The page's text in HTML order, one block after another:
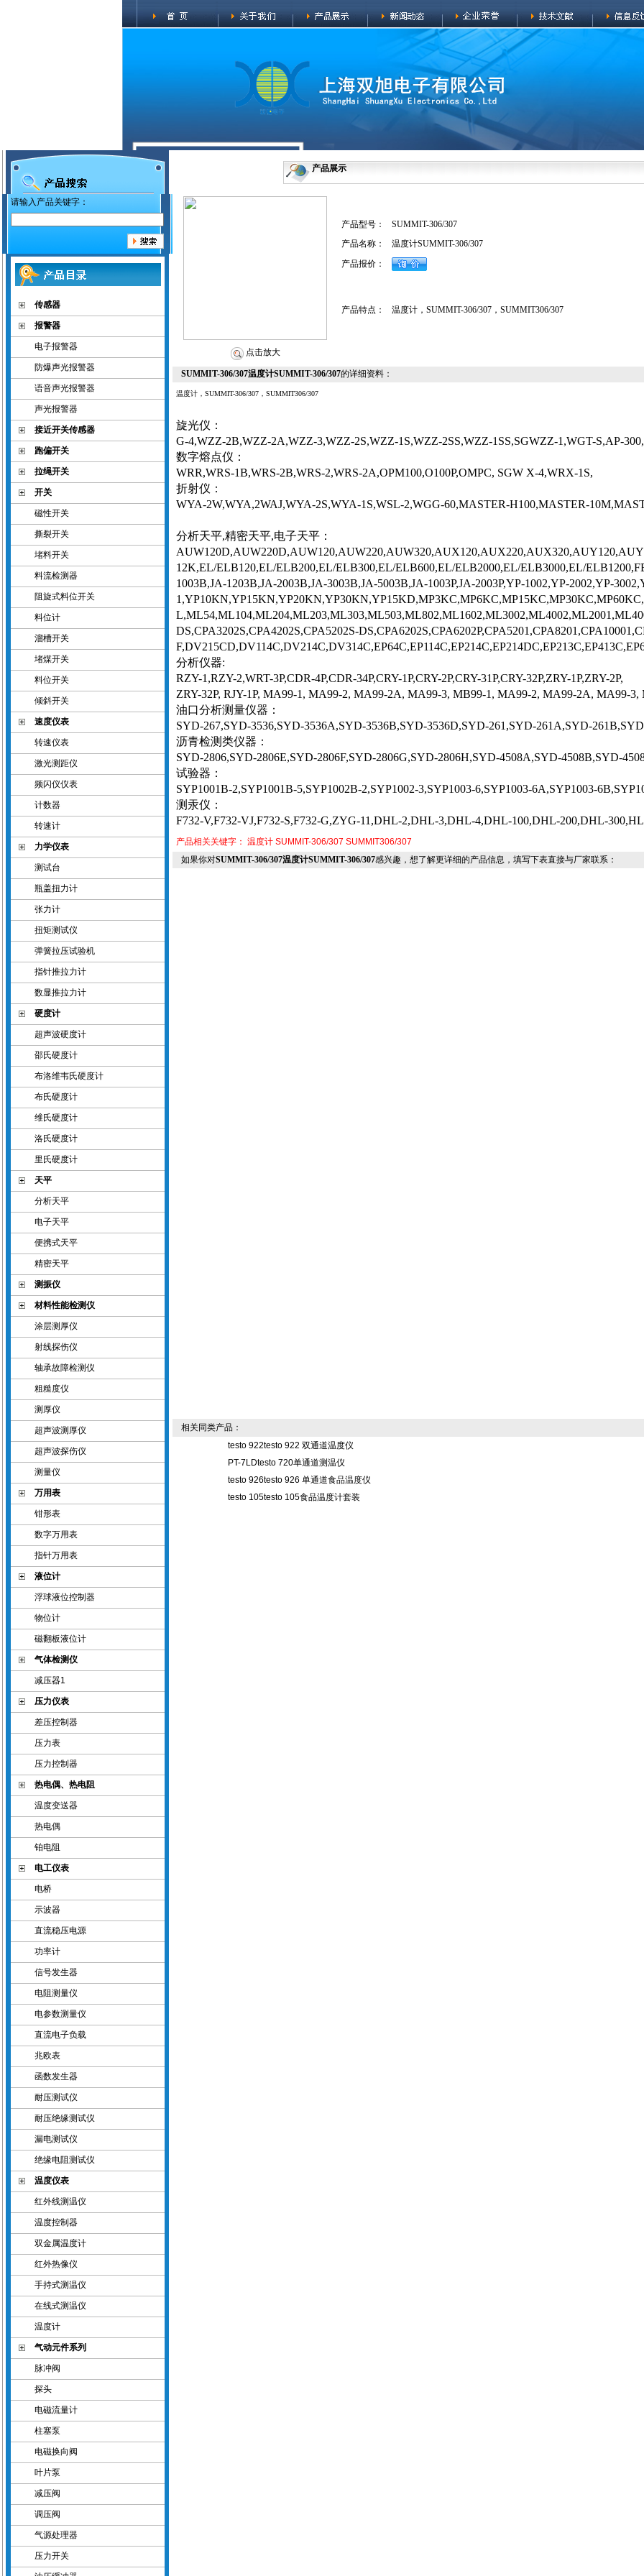
请输入产品关键字：
传感器
报警器
电子报警器
防爆声光报警器
语音声光报警器
声光报警器
接近开关传感器
跑偏开关
拉绳开关
开关
磁性开关
撕裂开关
堵料开关
料流检测器
阻旋式料位开关
料位计
溜槽开关
堵煤开关
料位开关
倾斜开关
速度仪表
转速仪表
激光测距仪
频闪仪仪表
计数器
转速计
力学仪表
测试台
瓶盖扭力计
张力计
扭矩测试仪
弹簧拉压试验机
指针推拉力计
数显推拉力计
硬度计
超声波硬度计
邵氏硬度计
布洛维韦氏硬度计
布氏硬度计
维氏硬度计
洛氏硬度计
里氏硬度计
天平
分析天平
电子天平
便携式天平
精密天平
测振仪
材料性能检测仪
涂层测厚仪
射线探伤仪
轴承故障检测仪
粗糙度仪
测厚仪
超声波测厚仪
超声波探伤仪
测量仪
万用表
钳形表
数字万用表
指针万用表
液位计
浮球液位控制器
物位计
磁翻板液位计
气体检测仪
减压器1
压力仪表
差压控制器
压力表
压力控制器
热电偶、热电阻
温度变送器
热电偶
铂电阻
电工仪表
电桥
示波器
直流稳压电源
功率计
信号发生器
电阻测量仪
电参数测量仪
直流电子负载
兆欧表
函数发生器
耐压测试仪
耐压绝缘测试仪
漏电测试仪
绝缘电阻测试仪
温度仪表
红外线测温仪
温度控制器
双金属温度计
红外热像仪
手持式测温仪
在线式测温仪
温度计
气动元件系列
脉冲阀
探头
电磁流量计
柱塞泵
电磁换向阀
叶片泵
减压阀
调压阀
气源处理器
压力开关
产品展示
点击放大
产品型号：
SUMMIT-306/307
产品名称：
温度计SUMMIT-306/307
产品报价：
产品特点： 温度计，SUMMIT-306/307，SUMMIT306/307
SUMMIT-306/307温度计SUMMIT-306/307的详细资料：
温度计，SUMMIT-306/307，SUMMIT306/307
旋光仪：
G-4,WZZ-2B,WZZ-2A,WZZ-3,WZZ-2S,WZZ-1S,WZZ-2SS,WZZ-1SS,SGWZZ-1,WGT-S,AP-
数字熔点仪：
WRR,WRS-1B,WRS-2B,WRS-2,WRS-2A,OPM100,O100P,OMPC, SGW X-4,WRX-1S,
折射仪：
WYA-2W,WYA,2WAJ,WYA-2S,WYA-1S,WSL-2,WGG-60,MASTER-H100,MASTER-
分析天平,精密天平,电子天平：
12K,EL/ELB120,EL/ELB200,EL/ELB300,EL/ELB600,EL/ELB2000,EL/ELB3000,EL/
1003B,JA-1203B,JA-2003B,JA-3003B,JA-5003B,JA-1003P,JA-2003P,YP-1002,YP-2002,YP-
DS,CPA3202S,CPA4202S,CPA5202S-
分析仪器:
RZY-1,RZY-2,WRT-3P,CDR-4P,CDR-34P,CRY-1P,CRY-2P,CRY-31P,CRY-32P,ZRY-1P,ZRY-2P,
ZRY-32P, RJY-1P, MA99-1, MA99-2, MA99-2A, MA99-3, MB99-1, MA99-2, MA99-2A, MA99-
油口分析测量仪器：
SYD-267,SYD-3536,SYD-3536A,SYD-3536B,SYD-3536D,SYD-261,SYD-261A,SYD-
沥青检测类仪器：
SYD-2806,SYD-2806E,SYD-2806F,SYD-2806G,SYD-2806H,SYD-4508A,SYD-4508B,SYD-
试验器：
SYP1001B-2,SYP1001B-5,SYP1002B-2,SYP1002-3,SYP1003-6,SYP1003-6A,SYP1003-
测汞仪：
F732-V,F732-VJ,F732-S,F732-G,ZYG-11,DHL-2,DHL-3,DHL-4,DHL-100,DHL-200,DHL-
产品相关关键字： 温度计 SUMMIT-306/307 SUMMIT306/307
如果你对SUMMIT-306/307温度计SUMMIT-306/307感兴趣，想了解更详细的产品信息，填写下表直接与厂家联系：
相关同类产品：
testo 922testo 922 双通道温度仪
PT-7LDtesto 720单通道测温仪
testo 926testo 926 单通道食品温度仪
testo 105testo 105食品温度计套装